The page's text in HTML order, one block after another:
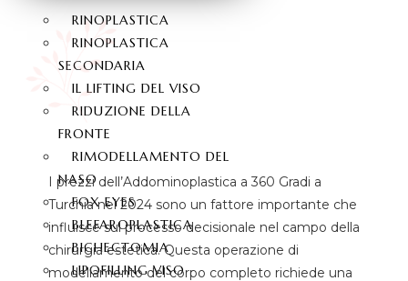
RINOPLASTICA
RINOPLASTICA
SECONDARIA
IL LIFTING DEL VISO
RIDUZIONE DELLA
FRONTE
RIMODELLAMENTO DEL
NASO
FOX EYES
BLEFAROPLASTICA
BICHECTOMIA
LIPOFILLING VISO
I prezzi dell’Addominoplastica a 360 Gradi a
Turchia nel 2024 sono un fattore importante che
influisce sul processo decisionale nel campo della
chirurgia estetica. Questa operazione di
modellamento del corpo completo richiede una